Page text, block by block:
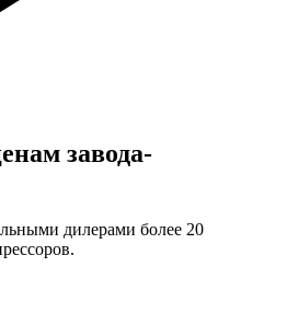
завода-
дилерами более 20